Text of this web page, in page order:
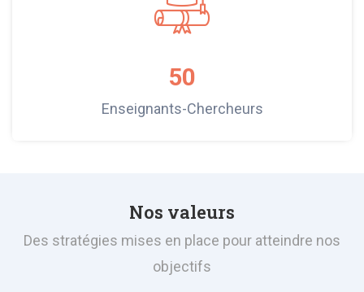
50
Enseignants-Chercheurs
Nos valeurs
Des stratégies mises en place pour atteindre nos
objectifs